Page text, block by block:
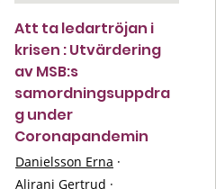
Att ta ledartröjan i
krisen : Utvärdering
av MSB:s
samordningsuppdra
g under
Coronapandemin
Danielsson Erna ·
Alirani Gertrud ·